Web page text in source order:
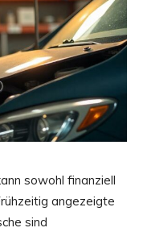
sowohl finanziell
angezeigte
sind